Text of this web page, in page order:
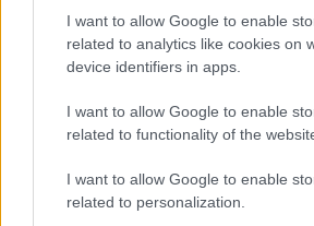
I want to allow Google to enable
related to analytics like cookies on
device identifiers in apps.
I want to allow Google to enable
related to functionality of the
I want to allow Google to enable
related to personalization.
trattamento dati
personali *
Caratteristiche: Omega
Yellow gold - two years